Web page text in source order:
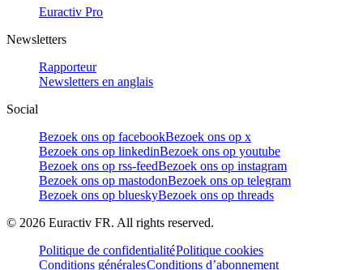
Euractiv Pro
Newsletters
Rapporteur
Newsletters en anglais
Social
Bezoek ons op facebookBezoek ons op x
Bezoek ons op linkedinBezoek ons op youtube
Bezoek ons op rss-feedBezoek ons op instagram
Bezoek ons op mastodonBezoek ons op telegram
Bezoek ons op blueskyBezoek ons op threads
© 2026 Euractiv FR. All rights reserved.
Politique de confidentialitéPolitique cookies
Conditions généralesConditions d’abonnement